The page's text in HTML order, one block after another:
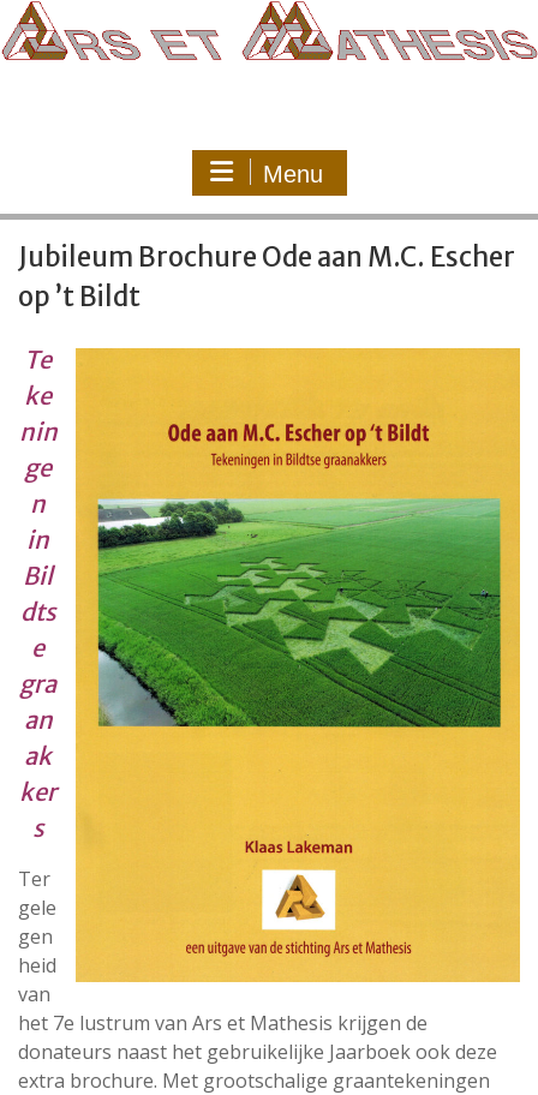
naar
de
Menu
Jubileum Brochure Ode aan M.C. Escher
op ’t Bildt
Te
ke
nin
ge
n
in
Bil
dts
e
gra
an
ak
ker
s
Ter
gele
gen
heid
van
het 7e lustrum van Ars et Mathesis krijgen de
donateurs naast het gebruikelijke Jaarboek ook deze
extra brochure. Met grootschalige graantekeningen